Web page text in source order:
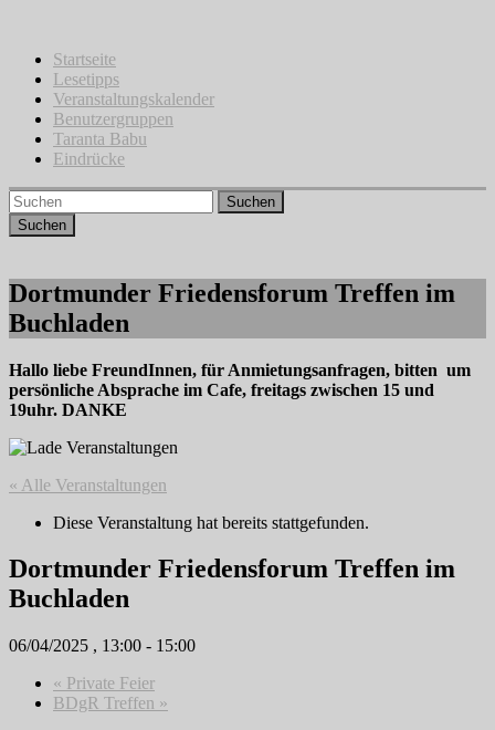
springenStartseite
Lesetipps
Veranstaltungskalender
Benutzergruppen
Taranta Babu
Eindrücke
Suchen
Dortmunder Friedensforum Treffen im
Buchladen
Hallo liebe FreundInnen, für Anmietungsanfragen, bitten um
persönliche Absprache im Cafe, freitags zwischen 15 und
19uhr. DANKE
« Alle Veranstaltungen
Diese Veranstaltung hat bereits stattgefunden.
Dortmunder Friedensforum Treffen im
Buchladen
06/04/2025 , 13:00 - 15:00
« Private Feier
BDgR Treffen »